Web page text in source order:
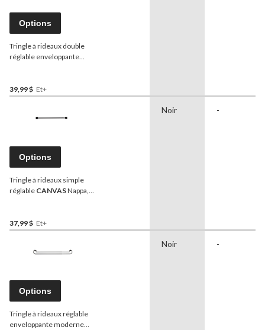
Options
Tringle à rideaux double
réglable enveloppante
de diamètre
39,99 $ Et+
Options
Tringle à rideaux simple
réglable CANVASNappa,
37,99 $ Et+
Noir -
Options
Tringle à rideaux réglable
enveloppante moderne
Noir -